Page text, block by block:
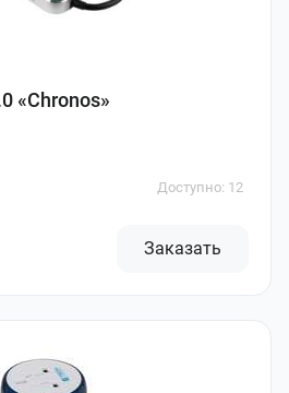
«Chronos»
Доступно: 12
Заказать